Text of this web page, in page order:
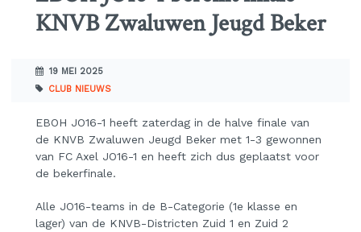
KNVB Zwaluwen Jeugd Beker
19 MEI 2025
CLUB NIEUWS
EBOH JO16-1 heeft zaterdag in de halve finale van
de KNVB Zwaluwen Jeugd Beker met 1-3 gewonnen
van FC Axel JO16-1 en heeft zich dus geplaatst voor
de bekerfinale.
Alle JO16-teams in de B-Categorie (1e klasse en
lager) van de KNVB-Districten Zuid 1 en Zuid 2